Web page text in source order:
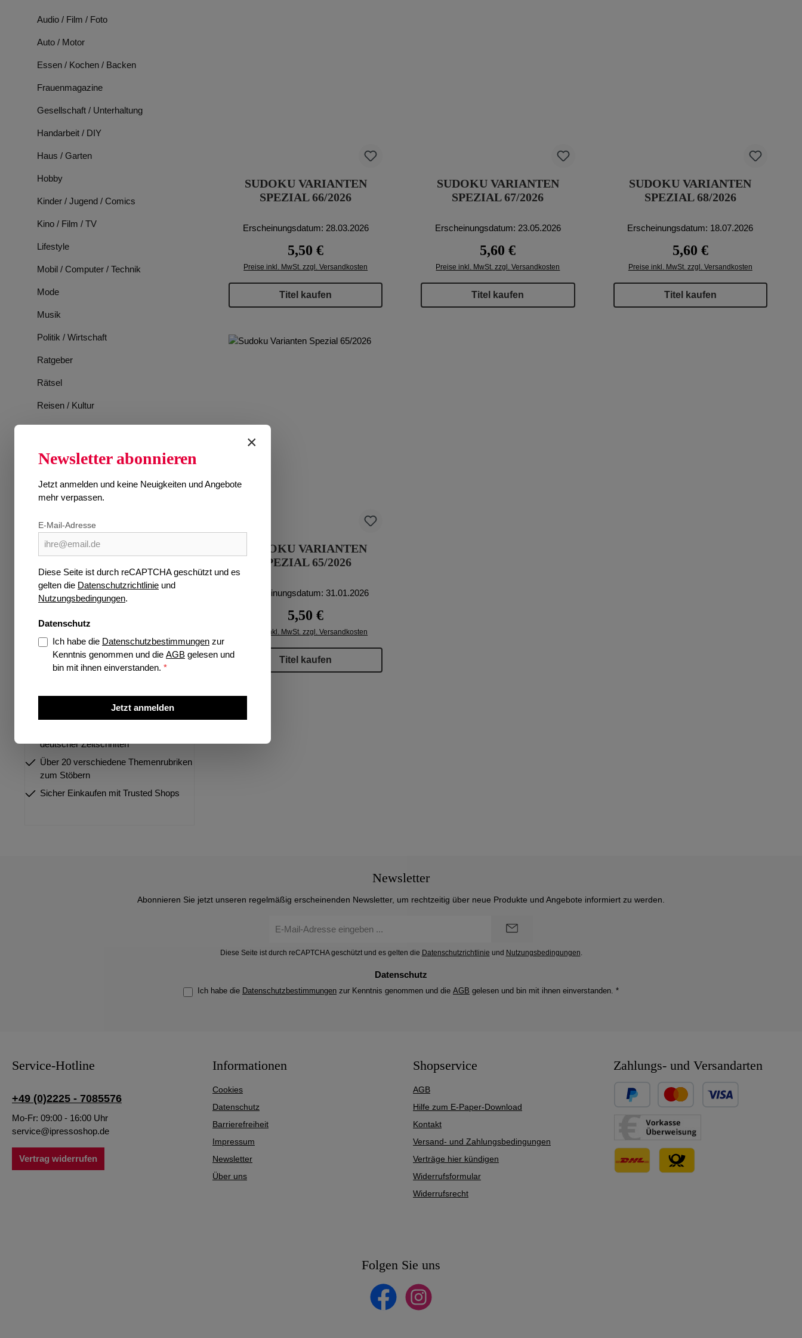
Audio / Film / Foto
Auto / Motor
Essen / Kochen / Backen
Frauenmagazine
Gesellschaft / Unterhaltung
Handarbeit / DIY
Haus / Garten
Hobby
Kinder / Jugend / Comics
Kino / Film / TV
Lifestyle
Mobil / Computer / Technik
Mode
Musik
Politik / Wirtschaft
Ratgeber
Rätsel
Reisen / Kultur
Romane
Tiere
Wissen
Jetzt vorbestellen
und internationale Zeitschriften
deutscher Zeitschriften
Über 20 verschiedene Themenrubriken
zum Stöbern
Sicher Einkaufen mit Trusted Shops
SUDOKU VARIANTEN
SPEZIAL 66/2026
Erscheinungsdatum: 28.03.2026
Regulärer Preis:
5,50 €
Preise inkl. MwSt. zzgl. Versandkosten
Titel kaufen
SUDOKU VARIANTEN
SPEZIAL 67/2026
Erscheinungsdatum: 23.05.2026
Regulärer Preis:
5,60 €
Preise inkl. MwSt. zzgl. Versandkosten
Titel kaufen
SUDOKU VARIANTEN
SPEZIAL 68/2026
Erscheinungsdatum: 18.07.2026
Regulärer Preis:
5,60 €
Preise inkl. MwSt. zzgl. Versandkosten
Titel kaufen
SUDOKU VARIANTEN
SPEZIAL 65/2026
Erscheinungsdatum: 31.01.2026
Regulärer Preis:
5,50 €
Preise inkl. MwSt. zzgl. Versandkosten
Titel kaufen
Newsletter
Abonnieren Sie jetzt unseren regelmäßig erscheinenden Newsletter, um rechtzeitig über neue Produkte und Angebote informiert zu werden.
Mail-
Diese Seite ist durch reCAPTCHA geschützt und es gelten die Datenschutzrichtlinie und Nutzungsbedingungen
Datenschutz
Ich habe die Datenschutzbestimmungen zur Kenntnis genommen und die AGB gelesen und bin mit ihnen einverstanden. *
Service-Hotline
+49 (0)2225 - 7085576
Mo-Fr: 09:00 - 16:00 Uhr
service@ipressoshop.de
Vertrag widerrufen
Informationen
Cookies
Datenschutz
Barrierefreiheit
Impressum
Newsletter
Über uns
Shopservice
AGB
Hilfe zum E-Paper-Download
Kontakt
Versand- und Zahlungsbedingungen
Verträge hier kündigen
Widerrufsformular
Widerrufsrecht
Zahlungs- und Versandarten
Benutzerdefiniertes Bild 1
Benutzerdefiniertes Bild 3
Folgen Sie uns
Facebook Instagram
×
Newsletter abonnieren
Jetzt anmelden und keine Neuigkeiten und Angebote
mehr verpassen.
E-Mail-Adresse
Diese Seite ist durch reCAPTCHA geschützt und es
gelten die Datenschutzrichtlinie und
Nutzungsbedingungen.
Datenschutz
Ich habe die Datenschutzbestimmungen zur
Kenntnis genommen und die AGB gelesen und
bin mit ihnen einverstanden. *
Jetzt anmelden